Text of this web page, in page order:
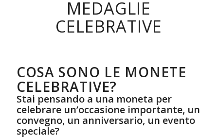
MEDAGLIE
CELEBRATIVE
COSA SONO LE MONETE
CELEBRATIVE?
Stai pensando a una moneta per
celebrare un’occasione importante, un
convegno, un anniversario, un evento
speciale?